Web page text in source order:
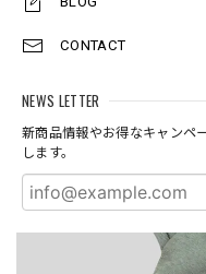
CONTACT
NEWS LETTER
新商品情報やお得なキャンペ
します。